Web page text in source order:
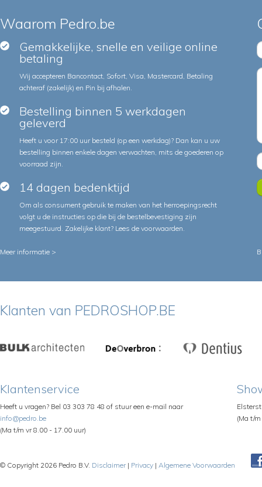
Waarom Pedro.be
Gemakkelijke, snelle en veilige online
betaling
Wij accepteren Bancontact, Sofort, Visa, Mastercard, Betaling
achteraf (zakelijk) en Pin bij afhalen.
Bestelling binnen 5 werkdagen
geleverd
Heeft u voor 17:00 uur besteld (op een werkdag)? Dan kan u uw
bestelling binnen enkele dagen verwachten, mits de goederen op
voorraad zijn.
14 dagen bedenktijd
Om als consument gebruik te maken van het herroepingsrecht
volgt u de instructies op die bij de bestelbevestiging zijn
meegestuurd. Zakelijke klant? Lees de voorwaarden.
Meer informatie >
Klanten van PEDROSHOP.BE
Klantenservice
Heeft u vragen? Bel 03 303 78 48 of stuur een e-mail naar
info@pedro.be
(Ma t/m vr 8.00 - 17.00 uur)
(Ma t/
© Copyright 2026 Pedro B.V. Disclaimer| Privacy | Algemene Voorwaarden